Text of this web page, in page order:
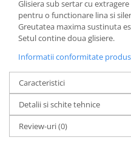
Glisiera sub sertar cu
pentru o functionare lina si
Greutatea maxima sustinuta
Setul contine doua glisiere.
Informatii conformitate produs
Caracteristici
Detalii si schite tehnice
Review-uri(0)